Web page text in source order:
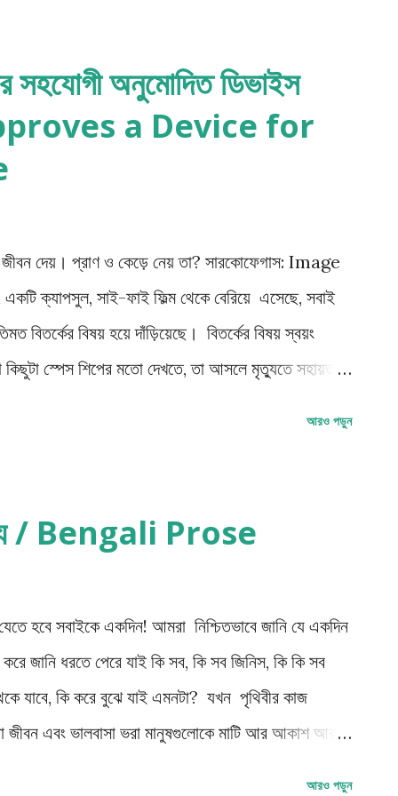
বেশ কিছু ক্লুও পাওয়া গেছে, কিন্তু সেগুলো প্রতিটি
আতঙ্কিত। পুলিশ বিভ্রান্ত। কিন্তু সি. অগাস্ট ডুপিন
(chevalier) এব...
সহযোগী অনুমোদিত ডিভাইস
a Device for
জীবন দেয়। প্রাণ ও কেড়ে নেয় তা? সারকোফেগাস: Image
সাই-ফাই ফিল্ম থেকে বেরিয়ে এসেছে, সবাই
বিতর্কের বিষয় হয়ে দাঁড়িয়েছে। বিতর্কের বিষয় স্বয়ং
স্পেস শিপের মতো দেখতে, তা আসলে মৃত্যুতে সহায়তা
মৃত্যু নিশ্চিত করবে। সারকো হাইপোক্সিয়ার
জীবনের শেষ দিনটিকে সুনিশ্চিত করার জন্য
সরবর...
আরও পড়ুন
/ Bengali Prose
হবে সবাইকে একদিন! আমরা নিশ্চিতভাবে জানি যে একদিন
জানি ধরতে পেরে যাই কি সব, কি সব জিনিস, কি কি সব
যাবে, কি করে বুঝে যাই এমনটা? যখন পৃথিবীর কাজ
জীবন এবং ভালবাসা ভরা মানুষগুলোকে মাটি আর আকাশ আর
আরও পড়ুন